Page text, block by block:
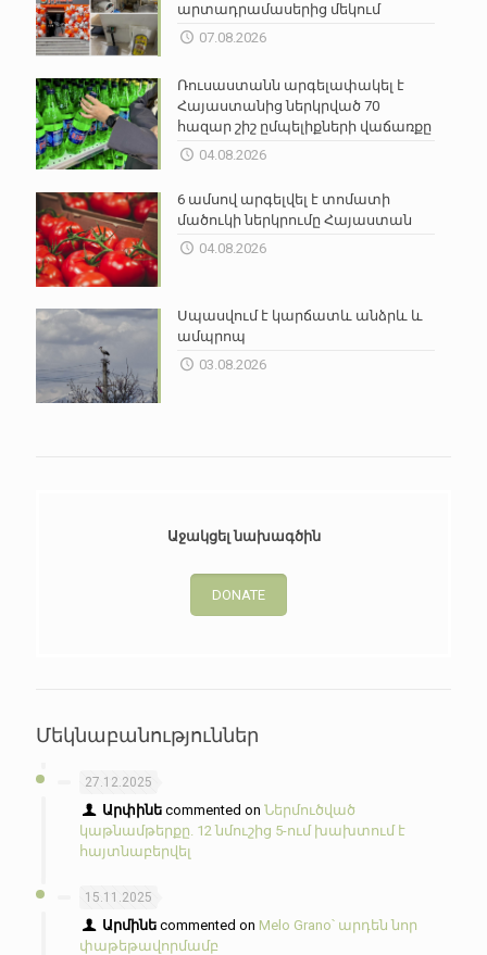
արտադրամասերից մեկում
07.08.2026
Ռուսաստանն արգելափակել է
Հայաստանից ներկրված 70
հազար շիշ ըմպելիքների վաճառքը
04.08.2026
6 ամսով արգելվել է տոմատի
մածուկի ներկրումը Հայաստան
04.08.2026
Սպասվում է կարճատև անձրև և
ամպրոպ
03.08.2026
Աջակցել նախագծին
DONATE
Մեկնաբանություններ
27.12.2025
Արփինե commented onՆերմուծված
կաթնամթերքը. 12 նմուշից 5-ում խախտում է
հայտնաբերվել
15.11.2025
Արմինե commented on Melo Grano՝ արդեն նոր
փաթեթավորմամբ